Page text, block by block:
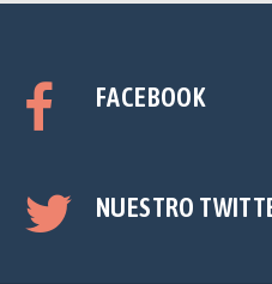
FACEBOOK
NUESTRO